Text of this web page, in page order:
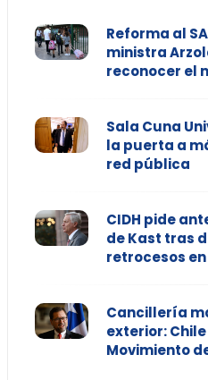
Reforma al
ministra
reconocer el
Sala Cuna
la puerta a
red pública
CIDH pide
de Kast tras
retrocesos
Cancillería
exterior:
Movimiento